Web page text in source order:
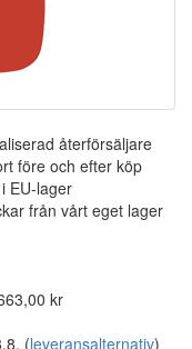
återförsäljare
före och efter köp
EU-lager
från vårt eget lager
kr
(leveransalternativ)